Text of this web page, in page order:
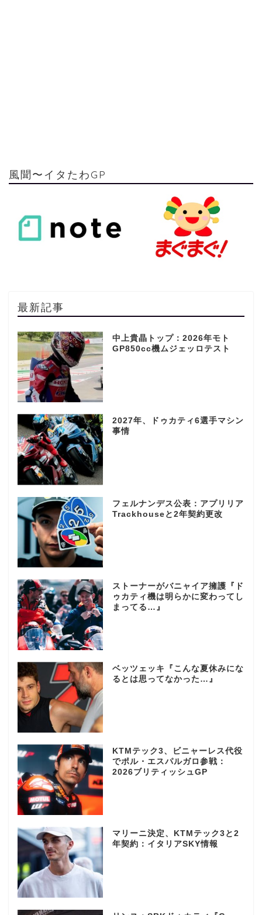
風聞〜イタたわGP
最新記事
中上貴晶トップ：2026年モト
GP850cc機ムジェッロテスト
2027年、ドゥカティ6選手マシン
事情
フェルナンデス公表：アプリリア
Trackhouseと2年契約更改
ストーナーがバニャイア擁護『ド
ゥカティ機は明らかに変わってし
まってる…』
ベッツェッキ『こんな夏休みにな
るとは思ってなかった…』
KTMテック3、ビニャーレス代役
でポル・エスパルガロ参戦：
2026ブリティッシュGP
マリーニ決定、KTMテック3と2
年契約：イタリアSKY情報